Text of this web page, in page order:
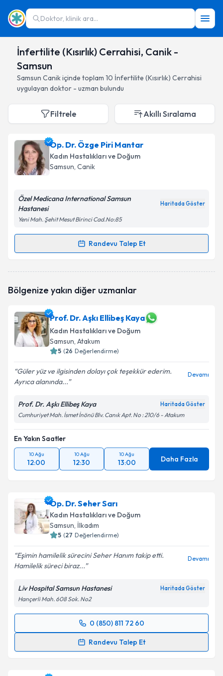
Doktor, klinik ara...
İnfertilite (Kısırlık) Cerrahisi, Canik -
Samsun
Samsun Canikiçinde toplam 10 İnfertilite (Kısırlık) Cerrahisi
uygulayan doktor - uzman bulundu
Filtrele Akıllı Sıralama
Op. Dr. Özge Piri Mantar
Kadın Hastalıkları ve Doğum
Samsun, Canik
Özel Medicana International Samsun
Hastanesi
Haritada Göster
Yeni Mah. Şehit Mesut Birinci Cad.No:85
Randevu Talep Et
Randevu Takvimi Talebi
oluşturun. Size bu uzmandan randevu almanız için bir
E-posta Adresiniz
Kişisel verilerimin işlenmesine ilişkinAydınlatma
Metni
'ni okudum ve kişisel verilerimin belirtilen
Takvim Talebini Gönder
Bölgenize yakın diğer uzmanlar
Prof. Dr. Aşkı Ellibeş Kaya
Kadın Hastalıkları ve Doğum
Samsun, Atakum
5 (26 Değerlendirme)
Güler yüz ve ilgisinden dolayı çok teşekkür ederim.
Ayrıca alanında...
Devamı
Prof. Dr. Aşkı Ellibeş Kaya Haritada Göster
Cumhuriyet Mah. İsmet İnönü Blv. Canık Apt. No : 210/6 - Atakum
En Yakın Saatler
10 Ağu
12:00
10 Ağu
12:30
10 Ağu
13:00 Daha Fazla
Op. Dr. Seher Sarı
Kadın Hastalıkları ve Doğum
Samsun, İlkadım
5 (27 Değerlendirme)
Eşimin hamilelik sürecini Seher Hanım takip etti.
Hamilelik süreci biraz...
Devamı
Liv Hospital Samsun Hastanesi Haritada Göster
Hançerli Mah. 608 Sok. No2
0 (850) 811 72 60
Randevu Talep Et
Randevu Takvimi Talebi